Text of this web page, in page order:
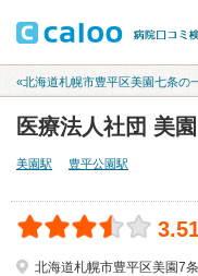
«北海道札幌市豊平区美園七条の
医療法人社団 美
美園駅 豊平公園駅
北海道札幌市豊平区美園7